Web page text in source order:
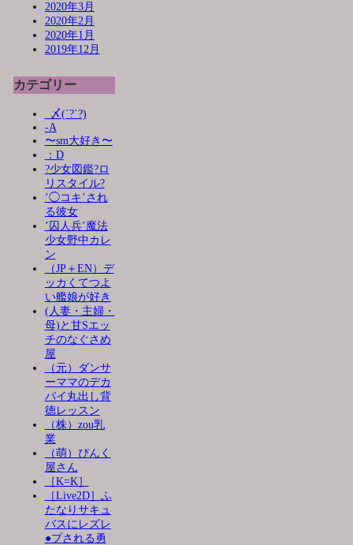
2020年3月
2020年2月
2020年1月
2019年12月
カテゴリー
_〆(´?`?)
-A
〜sm大好き〜
：D
?少女図鑑?ロ
リスタイル?
’◯コキ’され
る彼女
’囚人兵’魔法
少女野中カレ
ン
（JP＋EN）デ
ッカくてつよ
い艦娘が好き
(人妻・主婦・
母)と甘Sエッ
チのなぐさめ
屋
（元）ダンサ
ーママのデカ
パイ丸出し背
徳レッスン
（株）zou乳
業
（萌）ぴんく
屋さん
［K=K］
［Live2D］ふ
たなりサキュ
バスにレズレ
●プされる勇